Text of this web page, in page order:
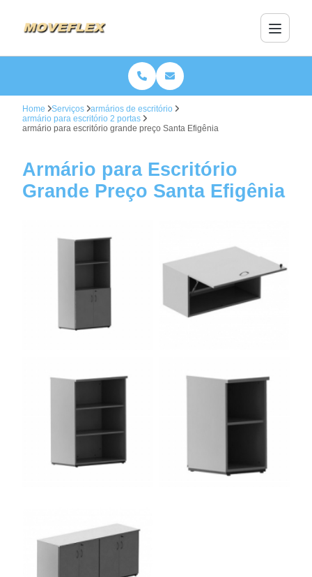
Home Serviços
armários de escritório
armário para escritório 2 portas
armário para escritório grande preço Santa Efigênia
Armário para Escritório
Grande Preço Santa Efigênia